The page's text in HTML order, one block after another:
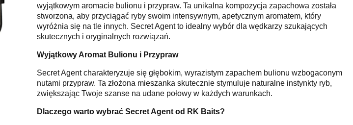
wyjątkowym aromacie bulionu i przypraw. Ta unikalna kompozycja zapachowa została
stworzona, aby przyciągać ryby swoim intensywnym, apetycznym aromatem, który
wyróżnia się na tle innych. Secret Agent to idealny wybór dla wędkarzy szukających
skutecznych i oryginalnych rozwiązań.
Wyjątkowy Aromat Bulionu i Przypraw
Secret Agent charakteryzuje się głębokim, wyrazistym zapachem bulionu wzbogaconym
nutami przypraw. Ta złożona mieszanka skutecznie stymuluje naturalne instynkty ryb,
zwiększając Twoje szanse na udane połowy w każdych warunkach.
Dlaczego warto wybrać Secret Agent od RK Baits?